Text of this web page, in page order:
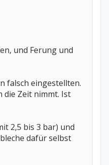
und Ferung und
falsch eingestellten.
die Zeit nimmt. Ist
2,5 bis 3 bar) und
dafür selbst